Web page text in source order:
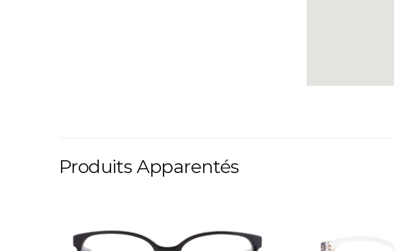
Produits Apparentés